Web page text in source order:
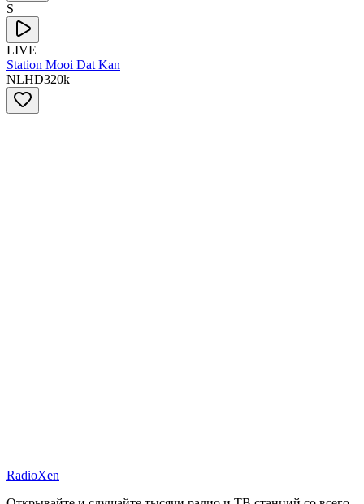
S
LIVE
Station Mooi Dat Kan
NLHD320k
RadioXen